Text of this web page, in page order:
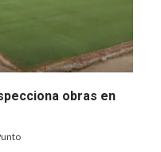
obras en